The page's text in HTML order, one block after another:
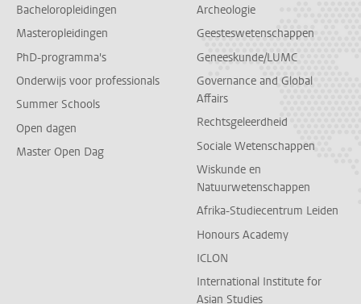
Bacheloropleidingen
Masteropleidingen
PhD-programma's
Onderwijs voor professionals
Summer Schools
Open dagen
Master Open Dag
Archeologie
Geesteswetenschappen
Geneeskunde/LUMC
Governance and Global
Affairs
Rechtsgeleerdheid
Sociale Wetenschappen
Wiskunde en
Natuurwetenschappen
Afrika-Studiecentrum Leiden
Honours Academy
ICLON
International Institute for
Asian Studies